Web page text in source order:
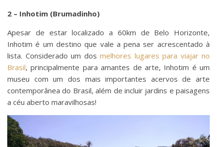
2 – Inhotim (Brumadinho)
Apesar de estar localizado a 60km de Belo Horizonte,
Inhotim é um destino que vale a pena ser acrescentado à
lista. Considerado um dos melhores lugares para viajar no
Brasil, principalmente para amantes de arte, Inhotim é um
museu com um dos mais importantes acervos de arte
contemporânea do Brasil, além de incluir jardins e paisagens
a céu aberto maravilhosas!